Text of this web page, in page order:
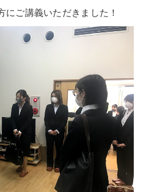
にご講義いただきました！